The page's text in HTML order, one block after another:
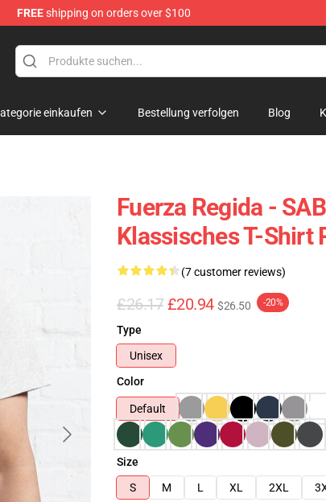
FREEshipping on orders over $100
einkaufen Bestellung verfolgen Blog
Fuerza Regida -
Klassisches T-Shirt
(7 customer reviews)
£26.17 £20.94 $26.50 -20%
Type
Unisex
Color
Default
Size
S
M L XL 2XL